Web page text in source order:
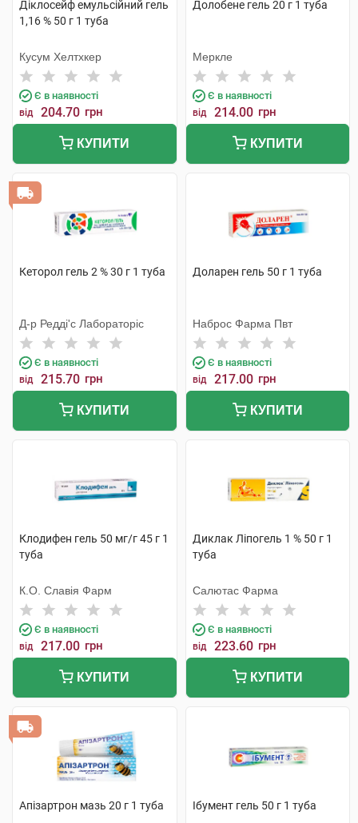
Діклосейф емульсійний гель
1,16 % 50 г 1 туба
Кусум Хелтхкер
Є в наявності
від 204.70 грн
КУПИТИ
Долобене гель 20 г 1 туба
Меркле
Є в наявності
від 214.00 грн
КУПИТИ
Кеторол гель 2 % 30 г 1 туба
Д-р Редді'с Лабораторіс
Є в наявності
від 215.70 грн
КУПИТИ
Доларен гель 50 г 1 туба
Наброс Фарма Пвт
Є в наявності
від 217.00 грн
КУПИТИ
Клодифен гель 50 мг/г 45 г 1
туба
К.О. Славія Фарм
Є в наявності
від 217.00 грн
КУПИТИ
Диклак Ліпогель 1 % 50 г 1
туба
Салютас Фарма
Є в наявності
від 223.60 грн
КУПИТИ
Апізартрон мазь 20 г 1 туба Ібумент гель 50 г 1 туба